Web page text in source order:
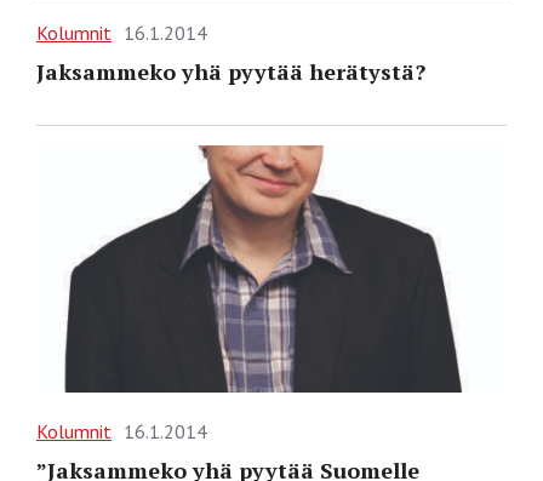
Kolumnit 16.1.2014
Jaksammeko yhä pyytää herätystä?
Kolumnit 16.1.2014
”Jaksammeko yhä pyytää Suomelle